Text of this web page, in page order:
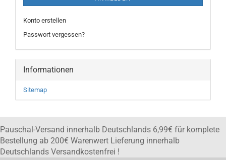
Konto erstellen
Passwort vergessen?
Informationen
Sitemap
Pauschal-Versand innerhalb Deutschlands 6,99€ für komplete
Bestellung ab 200€ Warenwert Lieferung innerhalb
Deutschlands Versandkostenfrei !